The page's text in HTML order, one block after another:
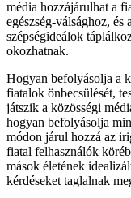
média hozzájárulhat a
egészség-válsághoz, és
szépségideálok
okozhatnak.
Hogyan befolyásolja a
fiatalok önbecsülését,
játszik a közösségi
hogyan befolyásolja
módon járul hozzá az
fiatal felhasználók
mások életének
kérdéseket taglalnak